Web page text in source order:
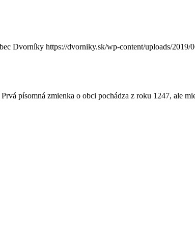
Dvorníky https://dvorniky.sk/wp-content/uploads/
písomná zmienka o obci pochádza z roku 1247, ale